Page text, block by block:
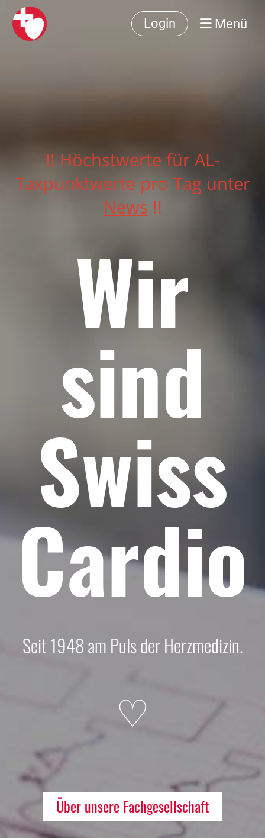
Login Menü
!! Höchstwerte für AL-
Taxpunktwerte pro Tag unter
News !!
Wir
sind
Swiss
Cardio
Seit 1948 am Puls der Herzmedizin.
♡
Über unsere Fachgesellschaft